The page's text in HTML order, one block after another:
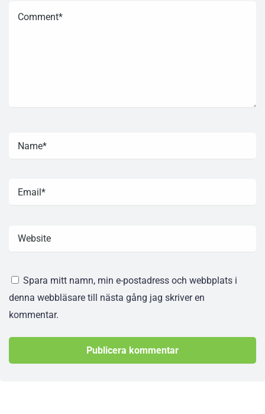
Spara mitt namn, min e-postadress och webbplats i
denna webbläsare till nästa gång jag skriver en
kommentar.